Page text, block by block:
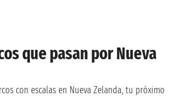
que pasan por Nueva
con escalas en Nueva Zelanda, tu próximo